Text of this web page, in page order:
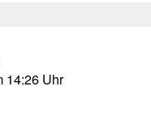
14:26 Uhr